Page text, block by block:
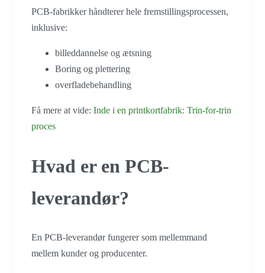
PCB-fabrikker håndterer hele fremstillingsprocessen,
inklusive:
billeddannelse og ætsning
Boring og plettering
overfladebehandling
Få mere at vide: Inde i en printkortfabrik: Trin-for-trin
proces
Hvad er en PCB-
leverandør?
En PCB-leverandør fungerer som mellemmand
mellem kunder og producenter.